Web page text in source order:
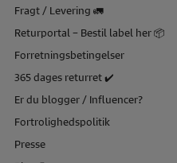
Fragt / Levering 🚛
Returportal – Bestil label her 📦
Forretningsbetingelser
365 dages returret ✔️
Er du blogger / Influencer?
Fortrolighedspolitik
Presse